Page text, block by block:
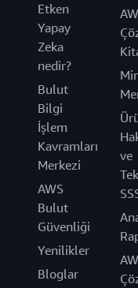
Etken
Yapay
Zeka
nedir?
Bulut
Bilgi
İşlem
Kavramları
Merkezi
AWS
Bulut
Güvenliği
Yenilikler
Bloglar
ve